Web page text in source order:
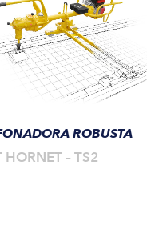
ROBUSTA
HORNET – TS2